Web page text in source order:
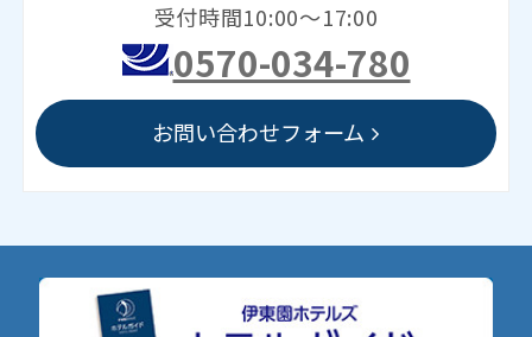
受付時間10:00～17:00
0570-034-780
お問い合わせフォーム